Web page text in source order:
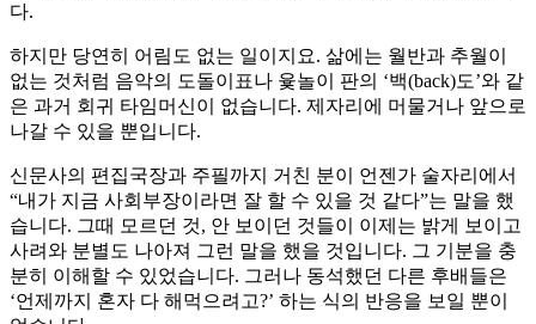
다.
하지만 당연히 어림도 없는 일이지요. 삶에는 월반과 추월이
없는 것처럼 음악의 도돌이표나 윷놀이 판의 ‘백(back)도’와 같
은 과거 회귀 타임머신이 없습니다. 제자리에 머물거나 앞으로
나갈 수 있을 뿐입니다.
신문사의 편집국장과 주필까지 거친 분이 언젠가 술자리에서
“내가 지금 사회부장이라면 잘 할 수 있을 것 같다”는 말을 했
습니다. 그때 모르던 것, 안 보이던 것들이 이제는 밝게 보이고
사려와 분별도 나아져 그런 말을 했을 것입니다. 그 기분을 충
분히 이해할 수 있었습니다. 그러나 동석했던 다른 후배들은
‘언제까지 혼자 다 해먹으려고?’ 하는 식의 반응을 보일 뿐이